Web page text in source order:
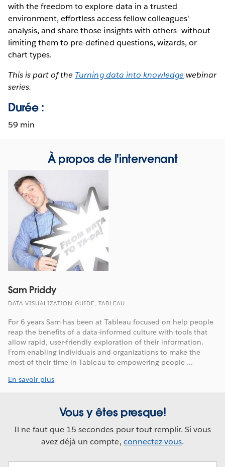
with the freedom to explore data in a trusted
environment, effortless access fellow colleagues'
analysis, and share those insights with others—without
limiting them to pre-defined questions, wizards, or
chart types.
This is part of the Turning data into knowledge webinar
series.
Durée :
59 min
À propos de l'intervenant
Sam Priddy
DATA VISUALIZATION GUIDE, TABLEAU
For 6 years Sam has been at Tableau focused on help people
reap the benefits of a data-informed culture with tools that
allow rapid, user-friendly exploration of their information.
From enabling individuals and organizations to make the
most of their time in Tableau to empowering people ...
En savoir plus
Vous y êtes presque!
Il ne faut que 15 secondes pour tout remplir. Si vous
avez déjà un compte, connectez-vous.